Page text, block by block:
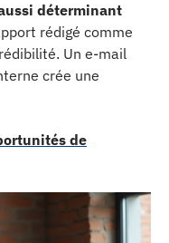
déterminant
rédigé comme
Un e-mail
crée une
de